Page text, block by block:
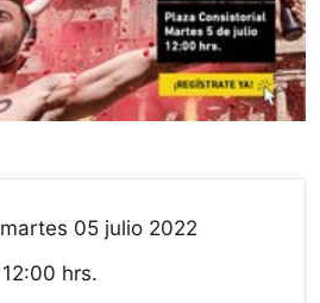
martes 05 julio 2022
12:00 hrs.